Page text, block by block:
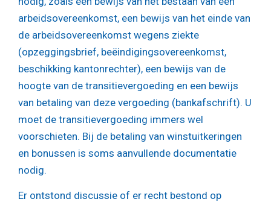
arbeidsovereenkomst, een bewijs van het einde van
de arbeidsovereenkomst wegens ziekte
(opzeggingsbrief, beëindigingsovereenkomst,
beschikking kantonrechter), een bewijs van de
hoogte van de transitievergoeding en een bewijs
van betaling van deze vergoeding (bankafschrift). U
moet de transitievergoeding immers wel
voorschieten. Bij de betaling van winstuitkeringen
en bonussen is soms aanvullende documentatie
nodig.
Er ontstond discussie of er recht bestond op